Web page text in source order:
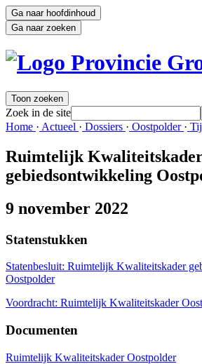
Ga naar hoofdinhoud
Ga naar zoeken
Toon zoeken
Zoek in de site
Home · Actueel · Dossiers · Oostpolder ·
Ruimtelijk
gebiedsontwikkeling
9 november 2022
Statenstukken
Statenbesluit: Ruimtelijk Kwaliteitskader
Oostpolder
Voordracht: Ruimtelijk Kwaliteitskader
Documenten
Ruimtelijk Kwaliteitskader Oostpolder